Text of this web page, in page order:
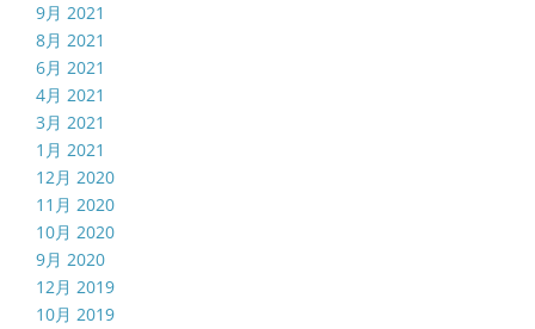
9月 2021
8月 2021
6月 2021
4月 2021
3月 2021
1月 2021
12月 2020
11月 2020
10月 2020
9月 2020
12月 2019
10月 2019